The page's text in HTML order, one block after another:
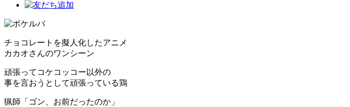
チョコレートを擬人化したアニメ
カカオさんのワンシーン
頑張ってコケコッコー以外の
事を言おうとして頑張っている鶏
猟師「ゴン、お前だったのか」